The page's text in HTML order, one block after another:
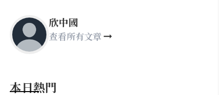
欣中國
查看所有文章
本日熱門